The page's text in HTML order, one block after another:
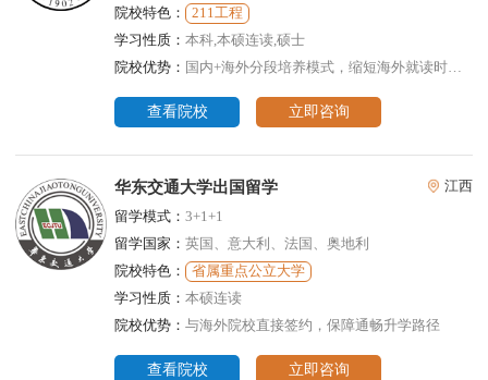
院校特色：
211工程
学习性质： 本科,本硕连读,硕士
院校优势： 国内+海外分段培养模式，缩短海外就读时间，低额花费，节约成本
查看院校 立即咨询
华东交通大学出国留学 江西
留学模式： 3+1+1
留学国家： 英国、意大利、法国、奥地利
院校特色：
省属重点公立大学
学习性质： 本硕连读
院校优势： 与海外院校直接签约，保障通畅升学路径
查看院校 立即咨询